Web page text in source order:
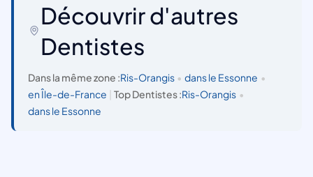
Découvrir d'autres
Dentistes
Dans la même zone :Ris-Orangis • dans le Essonne •
en Île-de-France
Top Dentistes :Ris-Orangis •
dans le Essonne